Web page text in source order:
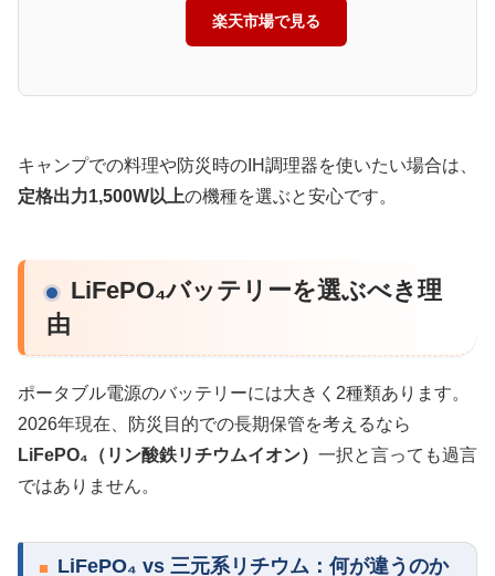
楽天市場で見る
キャンプでの料理や防災時のIH調理器を使いたい場合は、
定格出力1,500W以上の機種を選ぶと安心です。
LiFePO₄バッテリーを選ぶべき理
由
ポータブル電源のバッテリーには大きく2種類あります。
2026年現在、防災目的での長期保管を考えるなら
LiFePO₄（リン酸鉄リチウムイオン） 一択と言っても過言
ではありません。
LiFePO₄ vs 三元系リチウム：何が違うのか